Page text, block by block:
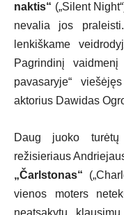
naktis“ („Silent
nevalia jos
lenkiškame
Pagrindinį
pavasaryje“
aktorius Dawidas
Daug juoko
režisieriaus
„Čarlstonas“
vienos moters
neatsakytų